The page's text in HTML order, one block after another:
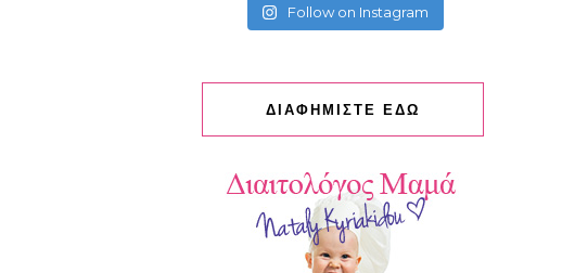
Follow on Instagram
ΔΙΑΦΗΜΙΣΤΕ ΕΔΩ